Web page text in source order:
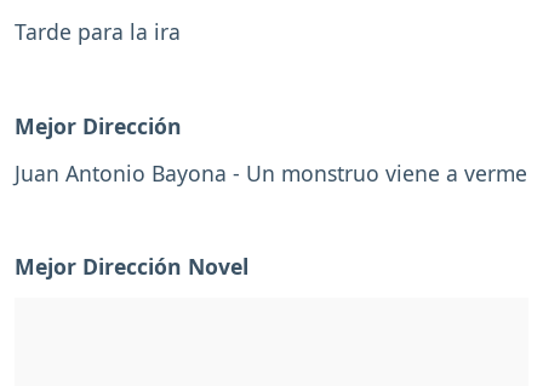
Tarde para la ira
Mejor Dirección
Juan Antonio Bayona - Un monstruo viene a verme
Mejor Dirección Novel